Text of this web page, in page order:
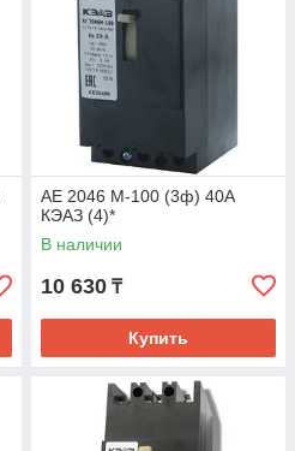
АЕ 2046 М-100 (3ф) 40А
КЭАЗ (4)*
В наличии
10 630 ₸
Купить